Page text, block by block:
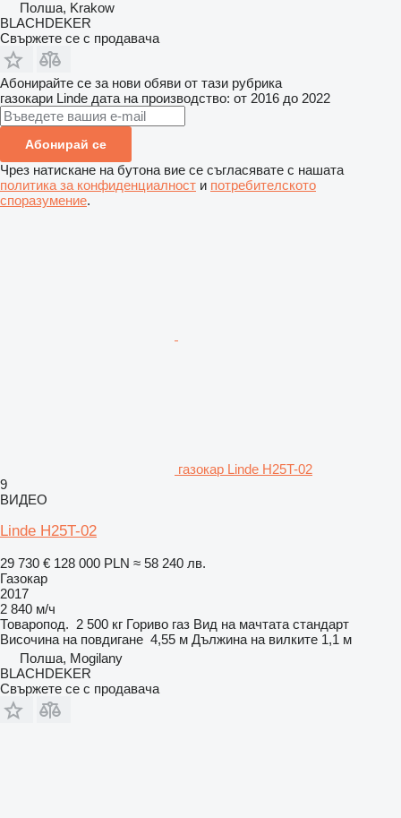
Полша, Krakow
BLACHDEKER
Свържете се с продавача
Абонирайте се за нови обяви от тази рубрика
газокари Linde дата на производство: от 2016 до 2022
Абонирай се
Чрез натискане на бутона вие се съгласявате с нашата
политика за конфиденциалност и потребителското
споразумение.
газокар Linde H25T-02
9
ВИДЕО
Linde H25T-02
29 730 € 128 000 PLN ≈ 58 240 лв.
Газокар
2017
2 840 м/ч
Товаропод. 2 500 кг Гориво газ Вид на мачтата стандарт
Височина на повдигане 4,55 м Дължина на вилките 1,1 м
Полша, Mogilany
BLACHDEKER
Свържете се с продавача